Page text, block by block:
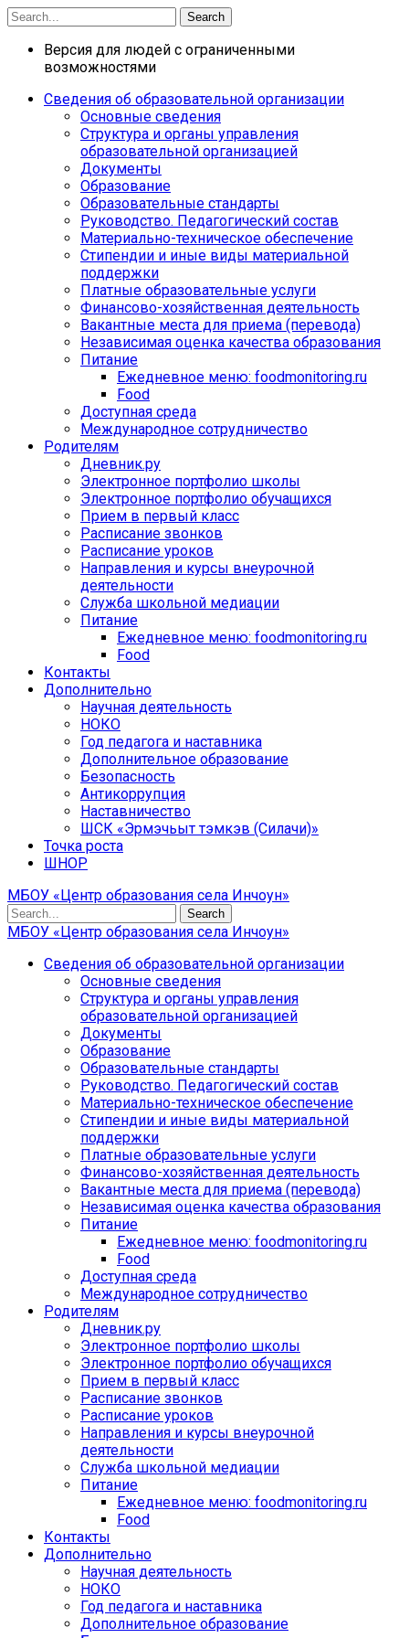
Search
Версия для людей с ограниченными
возможностями
Сведения об образовательной организации
Основные сведения
Структура и органы управления
образовательной организацией
Документы
Образование
Образовательные стандарты
Руководство. Педагогический состав
Материально-техническое обеспечение
Стипендии и иные виды материальной
поддержки
Платные образовательные услуги
Финансово-хозяйственная деятельность
Вакантные места для приема (перевода)
Независимая оценка качества образования
Питание
Ежедневное меню: foodmonitoring.ru
Food
Доступная среда
Международное сотрудничество
Родителям
Дневник.ру
Электронное портфолио школы
Электронное портфолио обучащихся
Прием в первый класс
Расписание звонков
Расписание уроков
Направления и курсы внеурочной
деятельности
Служба школьной медиации
Питание
Ежедневное меню: foodmonitoring.ru
Food
Контакты
Дополнительно
Научная деятельность
НОКО
Год педагога и наставника
Дополнительное образование
Безопасность
Антикоррупция
Наставничество
ШСК «Эрмэчьыт тэмкэв (Силачи)»
Точка роста
ШНОР
МБОУ «Центр образования села Инчоун»
Search
МБОУ «Центр образования села Инчоун»
Сведения об образовательной организации
Основные сведения
Структура и органы управления
образовательной организацией
Документы
Образование
Образовательные стандарты
Руководство. Педагогический состав
Материально-техническое обеспечение
Стипендии и иные виды материальной
поддержки
Платные образовательные услуги
Финансово-хозяйственная деятельность
Вакантные места для приема (перевода)
Независимая оценка качества образования
Питание
Ежедневное меню: foodmonitoring.ru
Food
Доступная среда
Международное сотрудничество
Родителям
Дневник.ру
Электронное портфолио школы
Электронное портфолио обучащихся
Прием в первый класс
Расписание звонков
Расписание уроков
Направления и курсы внеурочной
деятельности
Служба школьной медиации
Питание
Ежедневное меню: foodmonitoring.ru
Food
Контакты
Дополнительно
Научная деятельность
НОКО
Год педагога и наставника
Дополнительное образование